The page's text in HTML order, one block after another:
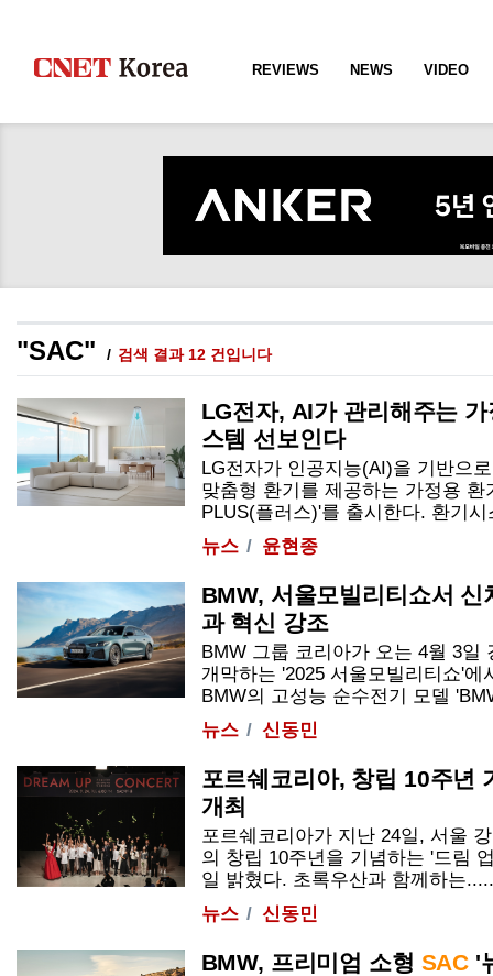
REVIEWS NEWS VIDEO
"SAC" 검색 결과 12 건입니다
LG전자, AI가 관리해주는
스템 선보인다
LG전자가 인공지능(AI)을 기반으
맞춤형 환기를 제공하는 가정용
PLUS(플러스)'를 출시한다. 환기
뉴스
윤현종
BMW, 서울모빌리티쇼서 신
과 혁신 강조
BMW 그룹 코리아가 오는 4월 3일
개막하는 '2025 서울모빌리티쇼'에
BMW의 고성능 순수전기 모델
뉴스
신동민
포르쉐코리아, 창립 10주년
개최
포르쉐코리아가 지난 24일, 서울
의 창립 10주년을 기념하는 '드림
일 밝혔다. 초록우산과 함께하는
뉴스
신동민
BMW, 프리미엄 소형 SAC '